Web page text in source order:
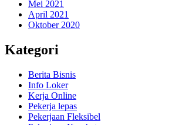
Mei 2021
April 2021
Oktober 2020
Kategori
Berita Bisnis
Info Loker
Kerja Online
Pekerja lepas
Pekerjaan Fleksibel